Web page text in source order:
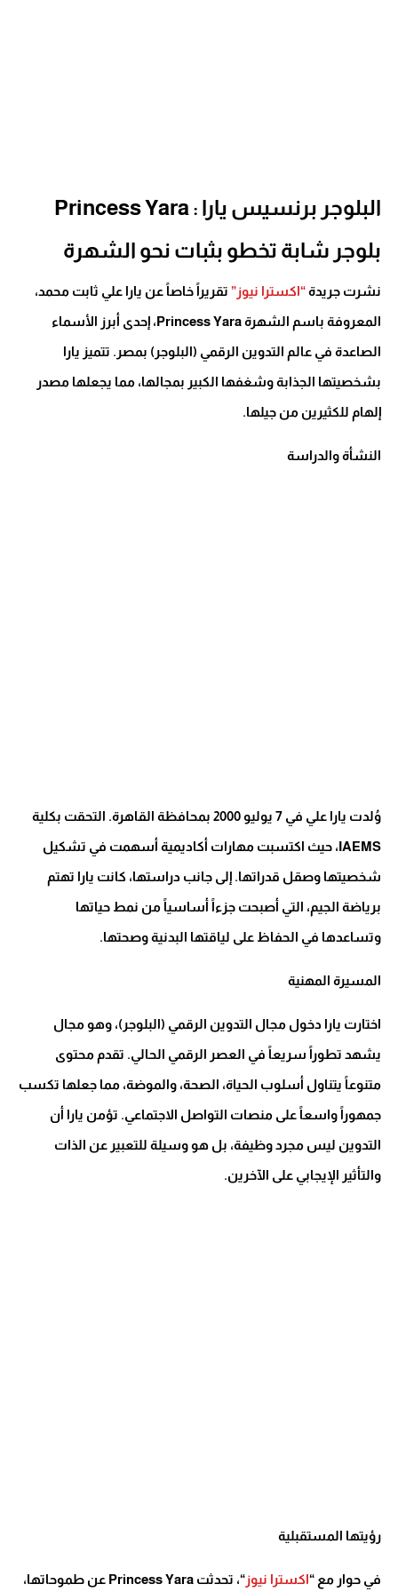
البلوجر برنسيس يارا : Princess Yara
بلوجر شابة تخطو بثبات نحو الشهرة
نشرت جريدة“اكسترا نيوز” تقريراً خاصاً عن يارا علي ثابت محمد،
المعروفة باسم الشهرة Princess Yara، إحدى أبرز الأسماء
الصاعدة في عالم التدوين الرقمي (البلوجر) بمصر. تتميز يارا
بشخصيتها الجذابة وشغفها الكبير بمجالها، مما يجعلها مصدر
إلهام للكثيرين من جيلها.
النشأة والدراسة
وُلدت يارا علي في 7 يوليو 2000 بمحافظة القاهرة. التحقت بكلية
IAEMS، حيث اكتسبت مهارات أكاديمية أسهمت في تشكيل
شخصيتها وصقل قدراتها. إلى جانب دراستها، كانت يارا تهتم
برياضة الجيم، التي أصبحت جزءاً أساسياً من نمط حياتها
وتساعدها في الحفاظ على لياقتها البدنية وصحتها.
المسيرة المهنية
اختارت يارا دخول مجال التدوين الرقمي (البلوجر)، وهو مجال
يشهد تطوراً سريعاً في العصر الرقمي الحالي. تقدم محتوى
متنوعاً يتناول أسلوب الحياة، الصحة، والموضة، مما جعلها تكسب
جمهوراً واسعاً على منصات التواصل الاجتماعي. تؤمن يارا أن
التدوين ليس مجرد وظيفة، بل هو وسيلة للتعبير عن الذات
والتأثير الإيجابي على الآخرين.
رؤيتها المستقبلية
في حوار مع “اكسترا نيوز
“، تحدثت Princess Yara عن طموحاتها،